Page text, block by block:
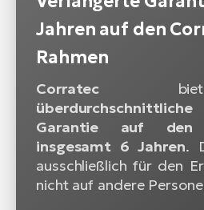
Jahren auf den
Rahmen
Corratec
Garantie auf den
insgesamt 6 Jahren.
ausschließlich für den
nicht auf andere